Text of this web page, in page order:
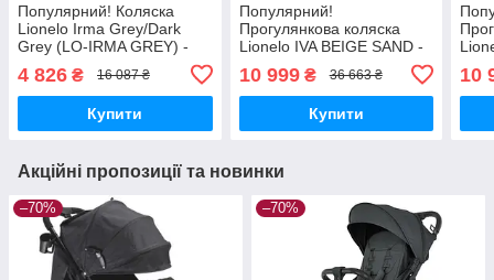
Популярний! Коляска
Lionelo Irma Grey/Dark
Grey (LO-IRMA GREY) -
Nukleon.com.ua
4 826 ₴ 16 087 ₴
Купити
Популярний!
Прогулянкова коляска
Lionelo IVA BEIGE SAND -
Nukleon.com.ua
10 999₴ 36 663 ₴
Купити
10
Акційні пропозиції та новинки
–70% –70%